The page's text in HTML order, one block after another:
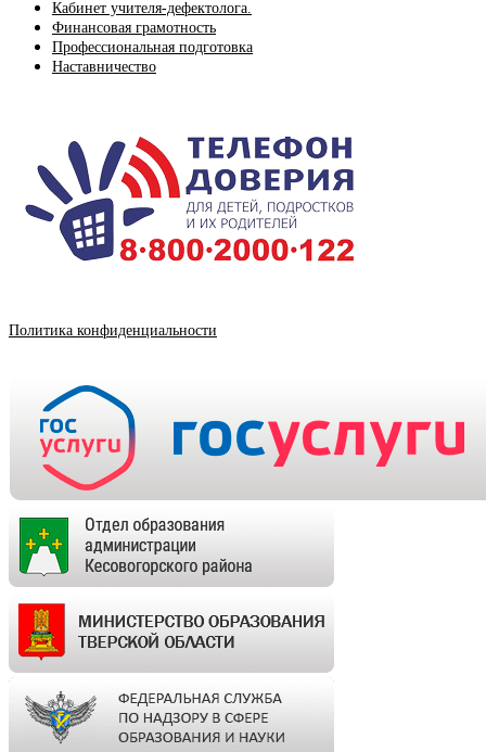
Кабинет учителя-дефектолога.
Финансовая грамотность
Профессиональная подготовка
Наставничество
Политика конфиденциальности